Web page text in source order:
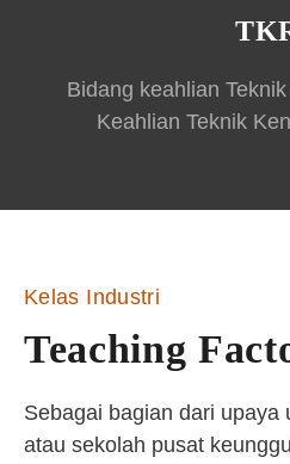
Bidang keahlian
Keahlian Teknik
Kelas Industri
Teaching
Sebagai bagian dari upaya
atau sekolah pusat